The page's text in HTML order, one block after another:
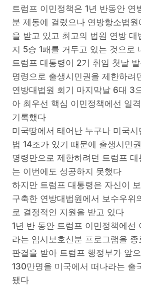
트럼프 이민정책은 1년 반동안 연
분 제동에 걸렸으나 연방항소법원
을 받고 있고 최고의 법원 연방 대
지 5승 1패를 거두고 있는 것으로
트럼프 대통령이 2기 취임 첫날
명령으로 출생시민권을 제한하려
연방대법원 회기 마지막날 6대 3
아 최우선 핵심 이민정책에선 일
기록했다
미국땅에서 태어난 누구나 미국
법 14조가 있기 때문에 출생시민
명령만으로 제한하려던 트럼프
는 이번에도 성공하지 못했다
하지만 트럼프 대통령은 자신이
구축한 연방대법원에서 보수우위
로 결정적인 지원을 받고 있다
1년 반 동안 트럼프 이민정책에선
라는 임시보호신분 프로그램을
판결을 받아 트럼프 행정부가 앞
130만명을 미국에서 떠나라는 출
됐다